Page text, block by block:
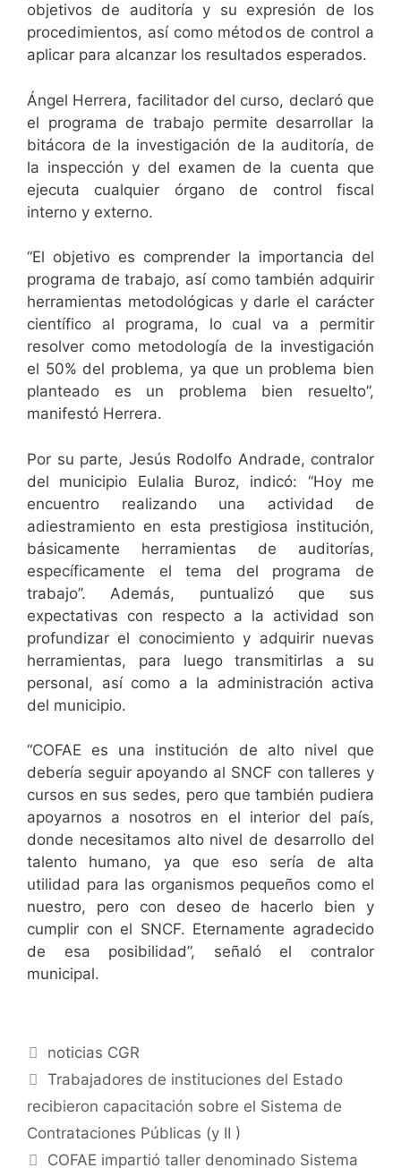
objetivos de auditoría y su expresión de los
procedimientos, así como métodos de control a
aplicar para alcanzar los resultados esperados.
Ángel Herrera, facilitador del curso, declaró que
el programa de trabajo permite desarrollar la
bitácora de la investigación de la auditoría, de
la inspección y del examen de la cuenta que
ejecuta cualquier órgano de control fiscal
interno y externo.
“El objetivo es comprender la importancia del
programa de trabajo, así como también adquirir
herramientas metodológicas y darle el carácter
científico al programa, lo cual va a permitir
resolver como metodología de la investigación
el 50% del problema, ya que un problema bien
planteado es un problema bien resuelto”,
manifestó Herrera.
Por su parte, Jesús Rodolfo Andrade, contralor
del municipio Eulalia Buroz, indicó: “Hoy me
encuentro realizando una actividad de
adiestramiento en esta prestigiosa institución,
básicamente herramientas de auditorías,
específicamente el tema del programa de
trabajo”. Además, puntualizó que sus
expectativas con respecto a la actividad son
profundizar el conocimiento y adquirir nuevas
herramientas, para luego transmitirlas a su
personal, así como a la administración activa
del municipio.
“COFAE es una institución de alto nivel que
debería seguir apoyando al SNCF con talleres y
cursos en sus sedes, pero que también pudiera
apoyarnos a nosotros en el interior del país,
donde necesitamos alto nivel de desarrollo del
talento humano, ya que eso sería de alta
utilidad para las organismos pequeños como el
nuestro, pero con deseo de hacerlo bien y
cumplir con el SNCF. Eternamente agradecido
de esa posibilidad”, señaló el contralor
municipal.
noticias CGR
Trabajadores de instituciones del Estado
recibieron capacitación sobre el Sistema de
Contrataciones Públicas (y II )
COFAE impartió taller denominado Sistema